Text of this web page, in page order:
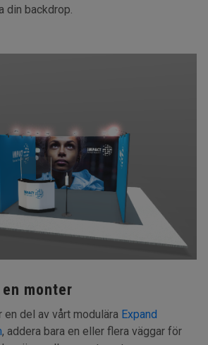
din backdrop.
monter
en del av vårt modulära Expand
, addera bara en eller flera väggar för